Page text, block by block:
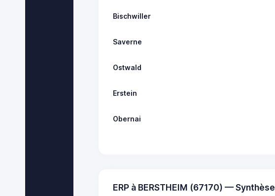
Bischwiller
Saverne
Ostwald
Erstein
Obernai
ERP à BERSTHEIM (67170) — Synthèse